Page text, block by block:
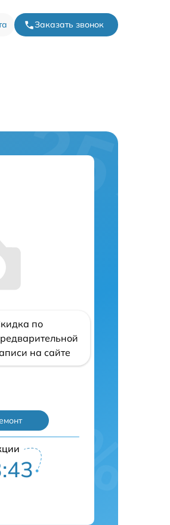
Заказать звонок
по
на сайте